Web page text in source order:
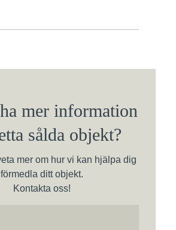
mer information
sålda objekt?
mer om hur vi kan hjälpa dig
förmedla ditt objekt.
Kontakta oss!